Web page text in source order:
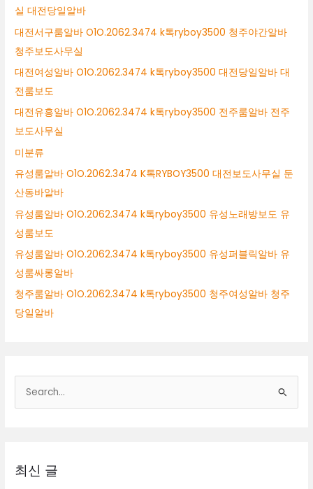
실 대전당일알바
대전서구룸알바 O1O.2062.3474 k톡ryboy3500 청주야간알바
청주보도사무실
대전여성알바 O1O.2062.3474 k톡ryboy3500 대전당일알바 대
전룸보도
대전유흥알바 O1O.2062.3474 k톡ryboy3500 전주룸알바 전주
보도사무실
미분류
유성룸알바 O1O.2062.3474 K톡RYBOY3500 대전보도사무실 둔
산동바알바
유성룸알바 O1O.2062.3474 k톡ryboy3500 유성노래방보도 유
성룸보도
유성룸알바 O1O.2062.3474 k톡ryboy3500 유성퍼블릭알바 유
성룸싸롱알바
청주룸알바 O1O.2062.3474 k톡ryboy3500 청주여성알바 청주
당일알바
색
최신 글